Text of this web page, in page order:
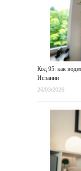
Код 95: как
Испании
26/03/2026